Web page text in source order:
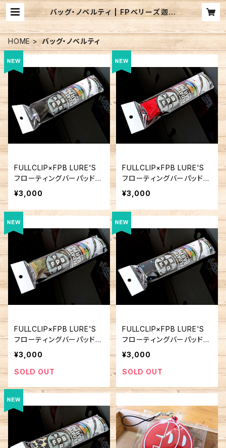
バッグ・ノベルティ | FPベリーズ迦葉
山／FPB LURE'S BASEWEBSH
OP
HOME
バッグ・ノベルティ
FULLCLIP×FPB LURE'S
フローティングバーパッド
ブラック
¥3,000
FULLCLIP×FPB LURE'S
フローティングバーパッド
レッド
¥3,000
FULLCLIP×FPB LURE'S
フローティングバーパッド
迷彩
¥3,000
SOLD OUT
FULLCLIP×FPB LURE'S
フローティングバーパッド
スプラッシュ
¥3,000
SOLD OUT